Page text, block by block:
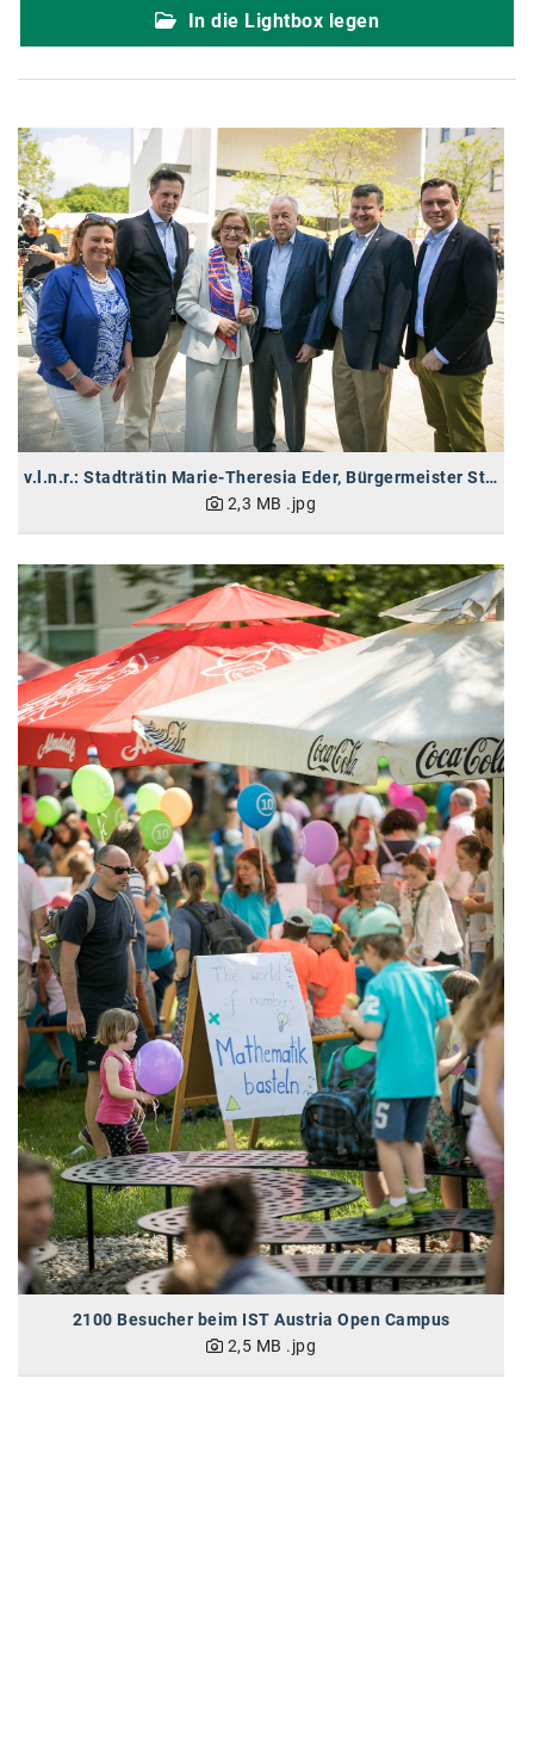
Helvetia Österreich
Interzero
karriere.at
Ketchum GmbH
Kinderwunschzentrum
Kostenwahrheit
Kyndryl
LWND
Mastercard
Neudoerfler
OBI
Oral-B
PAYBACK
Planted
PwC
P&G
RIC
Schiefer Rechtsanwälte
Security KAG
smart
Smile Österreich
Strategie Austria
Strategy&
SW Umwelttechnik
TEDAI
VELUX
In die Lightbox legen
v.l.n.r.: Stadträtin Marie-Theresia Eder, Bürgermeister Stefan Schmuckenschlager, Landeshauptfrau Johanna Mikl-Leitner, Haim Harari, IST Austria Gründervater, IST Austria Präsident Thomas A. Henzinger und Landtagsabgeordneter Christoph Kaufmann
2,3 MB .jpg
2100 Besucher beim IST Austria Open Campus
2,5 MB .jpg